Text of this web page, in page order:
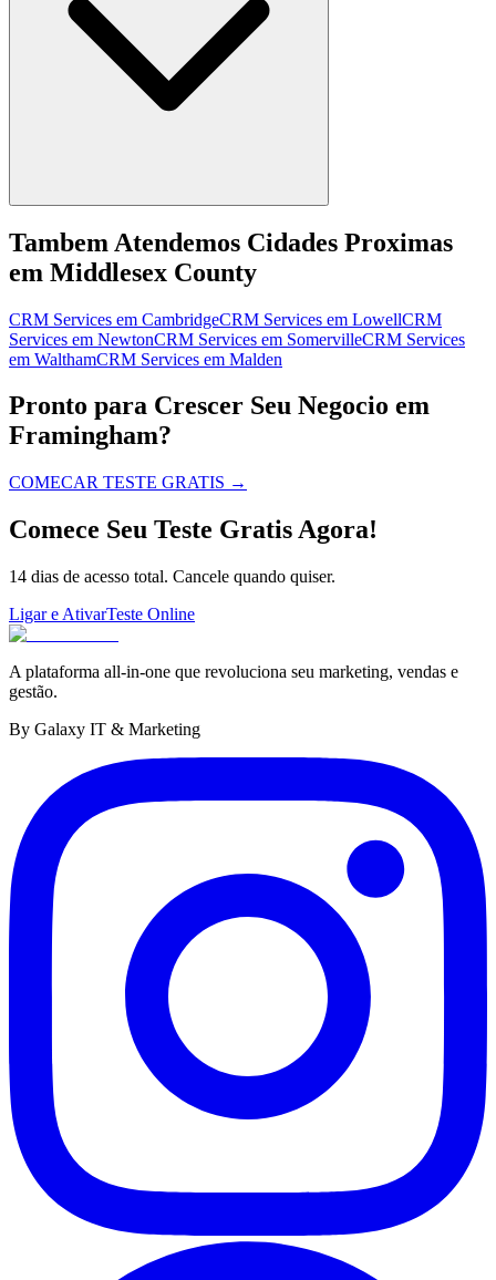
Tambem Atendemos Cidades Proximas
em Middlesex County
CRM Services em CambridgeCRM Services em LowellCRM
Services em NewtonCRM Services em SomervilleCRM Services
em WalthamCRM Services em Malden
Pronto para Crescer Seu Negocio em
Framingham?
COMECAR TESTE GRATIS →
Comece Seu Teste Gratis Agora!
14 dias de acesso total. Cancele quando quiser.
Ligar e AtivarTeste Online
A plataforma all-in-one que revoluciona seu marketing, vendas e
gestão.
By Galaxy IT & Marketing